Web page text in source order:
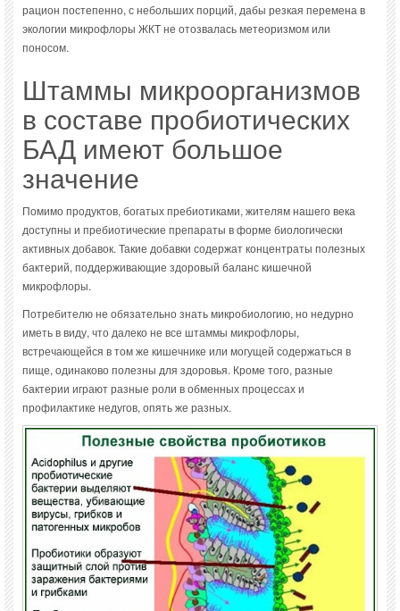
рацион постепенно, с небольших порций, дабы резкая перемена в
экологии микрофлоры ЖКТ не отозвалась метеоризмом или
поносом.
Штаммы микроорганизмов
в составе пробиотических
БАД имеют большое
значение
Помимо продуктов, богатых пребиотиками, жителям нашего века
доступны и пребиотические препараты в форме биологически
активных добавок. Такие добавки содержат концентраты полезных
бактерий, поддерживающие здоровый баланс кишечной
микрофлоры.
Потребителю не обязательно знать микробиологию, но недурно
иметь в виду, что далеко не все штаммы микрофлоры,
встречающейся в том же кишечнике или могущей содержаться в
пище, одинаково полезны для здоровья. Кроме того, разные
бактерии играют разные роли в обменных процессах и
профилактике недугов, опять же разных.